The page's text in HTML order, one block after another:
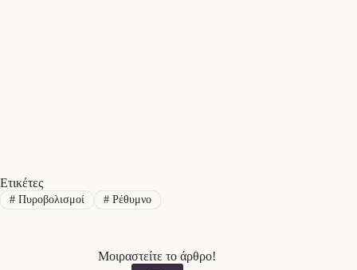
Ετικέτες
#Πυροβολισμοί #Ρέθυμνο
Μοιραστείτε το άρθρο!